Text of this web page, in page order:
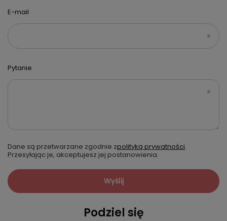
E-mail
Pytanie
Dane są przetwarzane zgodnie zpolityką prywatności.
Przesyłając je, akceptujesz jej postanowienia.
Wyślij
Podziel się